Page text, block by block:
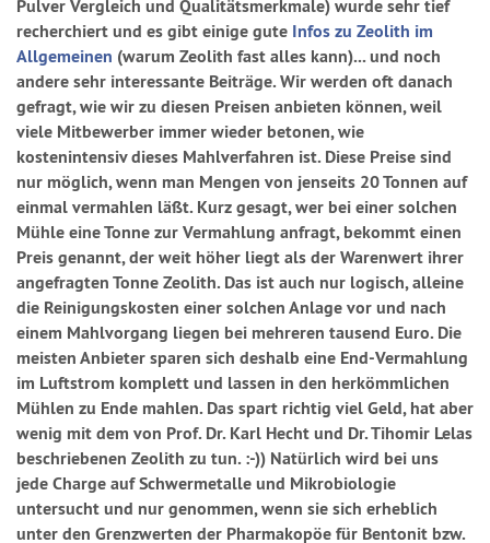
Pulver Vergleich und Qualitätsmerkmale) wurde sehr tief
recherchiert und es gibt einige gute Infos zu Zeolith im
Allgemeinen (warum Zeolith fast alles kann)... und noch
andere sehr interessante Beiträge. Wir werden oft danach
gefragt, wie wir zu diesen Preisen anbieten können, weil
viele Mitbewerber immer wieder betonen, wie
kostenintensiv dieses Mahlverfahren ist. Diese Preise sind
nur möglich, wenn man Mengen von jenseits 20 Tonnen auf
einmal vermahlen läßt. Kurz gesagt, wer bei einer solchen
Mühle eine Tonne zur Vermahlung anfragt, bekommt einen
Preis genannt, der weit höher liegt als der Warenwert ihrer
angefragten Tonne Zeolith. Das ist auch nur logisch, alleine
die Reinigungskosten einer solchen Anlage vor und nach
einem Mahlvorgang liegen bei mehreren tausend Euro. Die
meisten Anbieter sparen sich deshalb eine End-Vermahlung
im Luftstrom komplett und lassen in den herkömmlichen
Mühlen zu Ende mahlen. Das spart richtig viel Geld, hat aber
wenig mit dem von Prof. Dr. Karl Hecht und Dr. Tihomir Lelas
beschriebenen Zeolith zu tun. :-)) Natürlich wird bei uns
jede Charge auf Schwermetalle und Mikrobiologie
untersucht und nur genommen, wenn sie sich erheblich
unter den Grenzwerten der Pharmakopöe für Bentonit bzw.